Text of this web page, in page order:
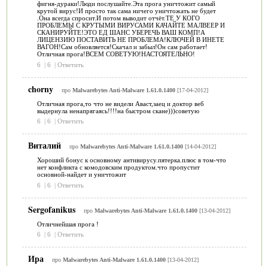
фигня-дураки!Люди послушайте.Эта прога уничтожит самый
крутой вирус!И просто так сама ничего уничтожать не будет
.Она всегда спросит.И потом выводит отчёт.ТЕ У КОГО
ПРОБЛЕМЫ С КРУТЫМИ ВИРУСАМИ КАЧАЙТЕ МАЛВЕЕР И
СКАНИРУЙТЕ!ЭТО ЕД ШАНС УБЕРЕЧЬ ВАШ КОМП!А
ЛИЦЕНЗИЮ ПОСТАВИТЬ НЕ ПРОБЛЕМА!КЛЮЧЕЙ В ИНЕТЕ
ВАГОН!Сам обновляется!Скачал и забыл!Он сам работает!
Отличная прога!ВСЕМ СОВЕТУЮ!НАСТОЯТЕЛЬНО!
6
| 6 | Ответить
chorny про Malwarebytes Anti-Malware 1.61.0.1400[17-04-2012]
Отличная прога,то что не видели Аваст,заец и доктор веб
выдернула ненапрягаясь!!!!на быстром скане)))советую
6
| 6 | Ответить
Виталий про Malwarebytes Anti-Malware 1.61.0.1400[14-04-2012]
Хороший бонус к основному антивирусу.пятерка.плюс в том-что
нет конфликта с комодовским продуктом.что пропустит
основной-найдет и уничтожит
6
| 6 | Ответить
Sergofanikus про Malwarebytes Anti-Malware 1.61.0.1400[13-04-2012]
Отличнейшая прога !
6
| 6 | Ответить
Ира про Malwarebytes Anti-Malware 1.61.0.1400[13-04-2012]